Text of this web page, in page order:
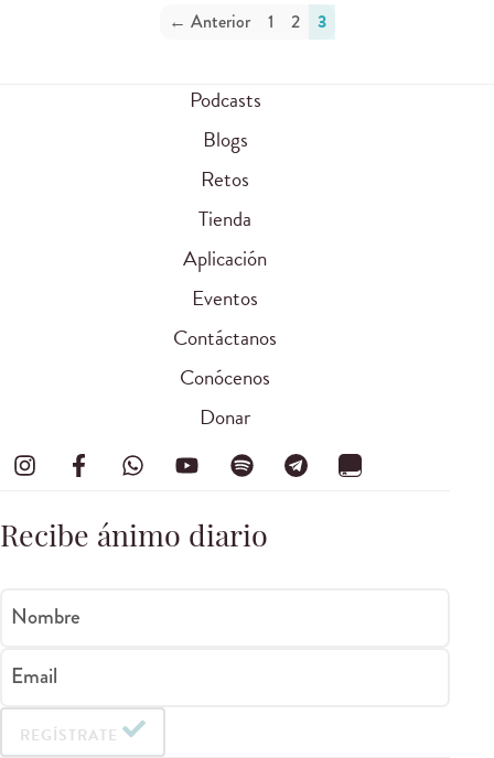
← Anterior 1 2 3
Podcasts
Blogs
Retos
Tienda
Aplicación
Eventos
Contáctanos
Conócenos
Donar
Recibe ánimo diario
Nombre
Email
REGÍSTRATE